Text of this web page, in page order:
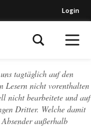
Login
tagtäglich auf den
Lesern nicht vorenthalten
nicht bearbeitete und auf
Dritter. Welche damit
außerhalb